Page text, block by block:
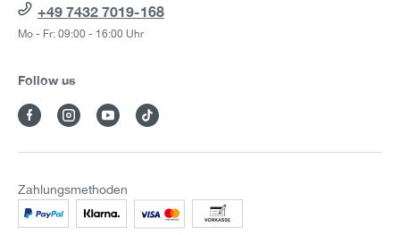
+49 7432 7019-168
Mo - Fr: 09:00 - 16:00 Uhr
Follow us
Zahlungsmethoden